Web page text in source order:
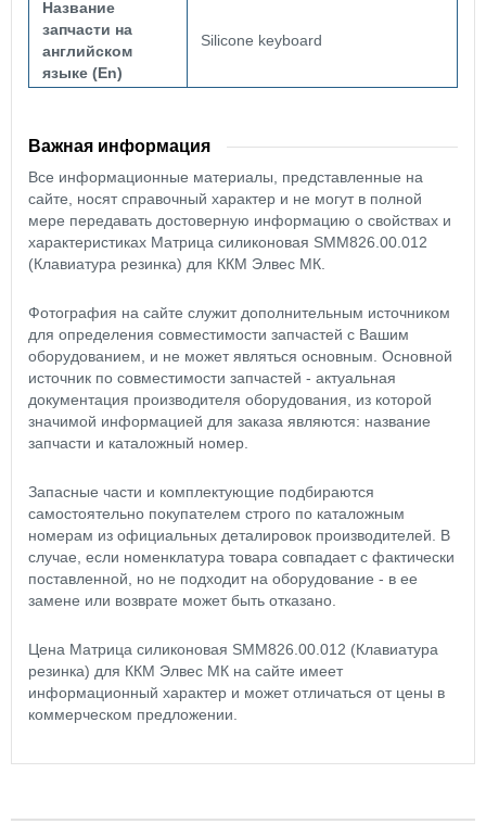
Название
запчасти на
английском
языке (En)
Silicone keyboard
Важная информация
Все информационные материалы, представленные на
сайте, носят справочный характер и не могут в полной
мере передавать достоверную информацию о свойствах и
характеристиках Матрица силиконовая SMM826.00.012
(Клавиатура резинка) для ККМ Элвес МК.
Фотография на сайте служит дополнительным источником
для определения совместимости запчастей с Вашим
оборудованием, и не может являться основным. Основной
источник по совместимости запчастей - актуальная
документация производителя оборудования, из которой
значимой информацией для заказа являются: название
запчасти и каталожный номер.
Запасные части и комплектующие подбираются
самостоятельно покупателем строго по каталожным
номерам из официальных деталировок производителей. В
случае, если номенклатура товара совпадает с фактически
поставленной, но не подходит на оборудование - в ее
замене или возврате может быть отказано.
Цена Матрица силиконовая SMM826.00.012 (Клавиатура
резинка) для ККМ Элвес МК на сайте имеет
информационный характер и может отличаться от цены в
коммерческом предложении.